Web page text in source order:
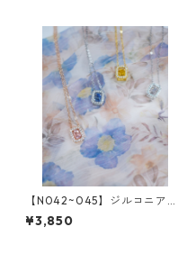
【N042~045】ジルコニアス
ピカピカ クエアボックスネ
ックレス（4colors)*SinSin
¥3,850